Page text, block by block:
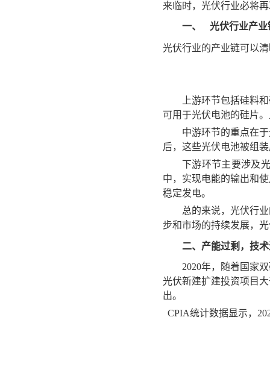
来临时，光伏行业必将
一、 光伏行业产业
光伏行业的产业链可以
上游环节包括硅料
可用于光伏电池的硅片
中游环节的重点在
后，这些光伏电池被组
下游环节主要涉及
中，实现电能的输出和
稳定发电。
总的来说，光伏行
步和市场的持续发展，
二、产能过剩，技
2020年，随着国家
光伏新建扩建投资项目
出。
CPIA统计数据显示，